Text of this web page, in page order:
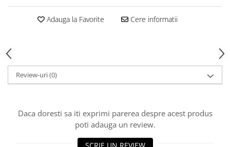
Buchete extravagante
HOME & OFFICE Deco
Adauga la Favorite Cere informatii
Review-uri(0)
Daca doresti sa iti exprimi parerea despre acest produs
poti adauga un review.